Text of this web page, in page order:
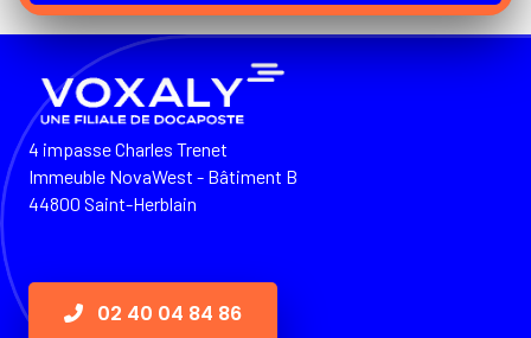
4 impasse Charles Trenet
Immeuble NovaWest - Bâtiment B
44800 Saint-Herblain
02 40 04 84 86